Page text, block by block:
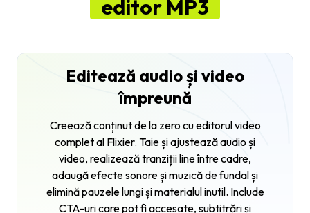
editor MP3
Editează audio și video
împreună
Creează conținut de la zero cu editorul video
complet al Flixier. Taie și ajustează audio și
video, realizează tranziții line între cadre,
adaugă efecte sonore și muzică de fundal și
elimină pauzele lungi și materialul inutil. Include
CTA-uri care pot fi accesate, subtitrări și